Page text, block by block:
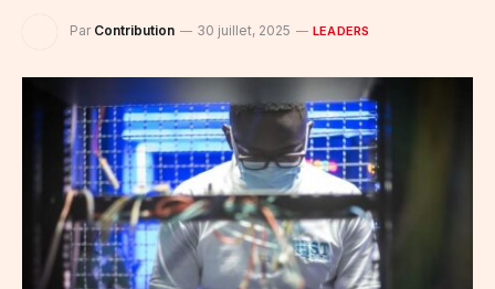
Par Contribution 30 juillet, 2025 LEADERS